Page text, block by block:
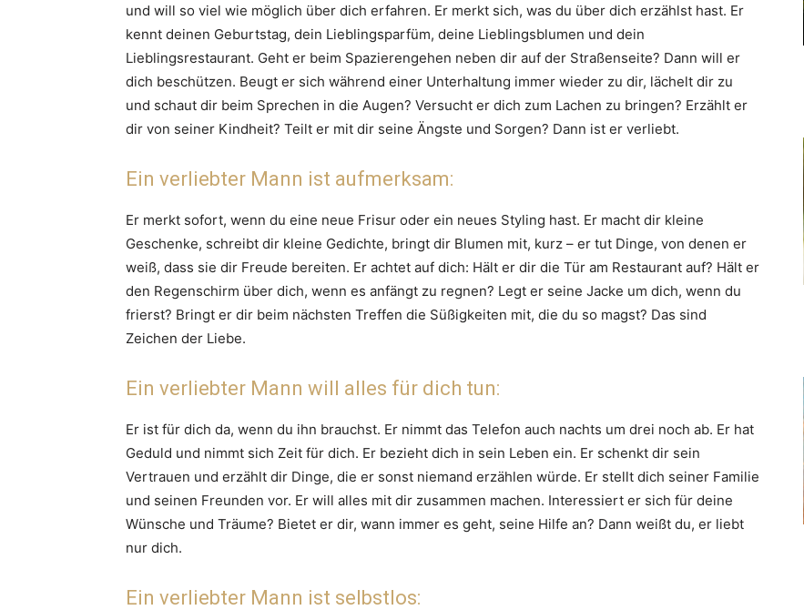
und will so viel wie möglich über dich erfahren. Er merkt sich, was du über dich erzählst hast. Er
kennt deinen Geburtstag, dein Lieblingsparfüm, deine Lieblingsblumen und dein
Lieblingsrestaurant. Geht er beim Spazierengehen neben dir auf der Straßenseite? Dann will er
dich beschützen. Beugt er sich während einer Unterhaltung immer wieder zu dir, lächelt dir zu
und schaut dir beim Sprechen in die Augen? Versucht er dich zum Lachen zu bringen? Erzählt er
dir von seiner Kindheit? Teilt er mit dir seine Ängste und Sorgen? Dann ist er verliebt.
Ein verliebter Mann ist aufmerksam:
Er merkt sofort, wenn du eine neue Frisur oder ein neues Styling hast. Er macht dir kleine
Geschenke, schreibt dir kleine Gedichte, bringt dir Blumen mit, kurz – er tut Dinge, von denen er
weiß, dass sie dir Freude bereiten. Er achtet auf dich: Hält er dir die Tür am Restaurant auf? Hält er
den Regenschirm über dich, wenn es anfängt zu regnen? Legt er seine Jacke um dich, wenn du
frierst? Bringt er dir beim nächsten Treffen die Süßigkeiten mit, die du so magst? Das sind
Zeichen der Liebe.
Ein verliebter Mann will alles für dich tun:
Er ist für dich da, wenn du ihn brauchst. Er nimmt das Telefon auch nachts um drei noch ab. Er hat
Geduld und nimmt sich Zeit für dich. Er bezieht dich in sein Leben ein. Er schenkt dir sein
Vertrauen und erzählt dir Dinge, die er sonst niemand erzählen würde. Er stellt dich seiner Familie
und seinen Freunden vor. Er will alles mit dir zusammen machen. Interessiert er sich für deine
Wünsche und Träume? Bietet er dir, wann immer es geht, seine Hilfe an? Dann weißt du, er liebt
nur dich.
Ein verliebter Mann ist selbstlos: